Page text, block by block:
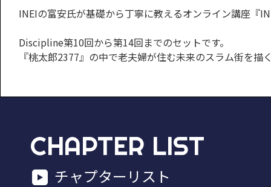
INEIの富安氏が基礎から丁寧に教えるオンライン講座『
Discipline第10回から第14回までのセットです。
『桃太郎2377』の中で老夫婦が住む未来のスラム街を
CHAPTER LIST
チャプターリスト